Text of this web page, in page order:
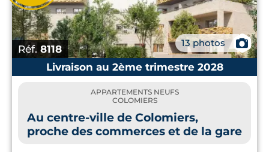
Réf. 8118 13 photos
📷
Livraison au 2ème trimestre 2028
APPARTEMENTS NEUFS
COLOMIERS
Au centre-ville de Colomiers,
proche des commerces et de la gare